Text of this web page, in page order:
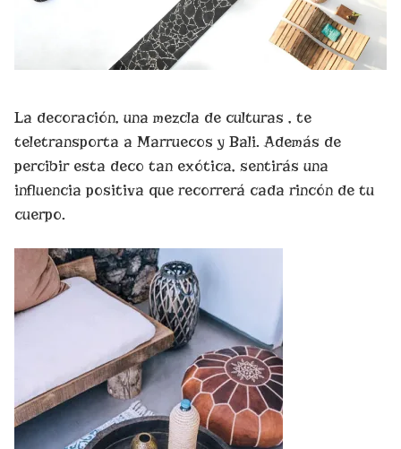
La decoración, una mezcla de culturas , te
teletransporta a Marruecos y Bali. Además de
percibir esta deco tan exótica, sentirás una
influencia positiva que recorrerá cada rincón de tu
cuerpo.